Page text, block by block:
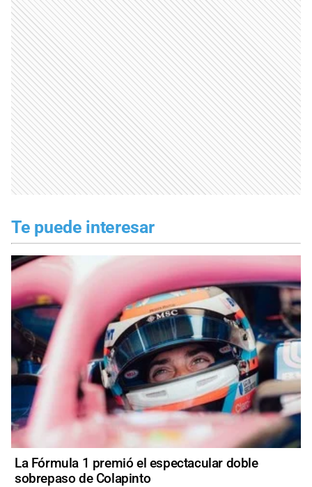
Te puede interesar
La Fórmula 1 premió el espectacular doble
sobrepaso de Colapinto